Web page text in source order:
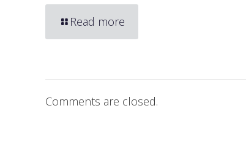
Read more
Comments are closed.